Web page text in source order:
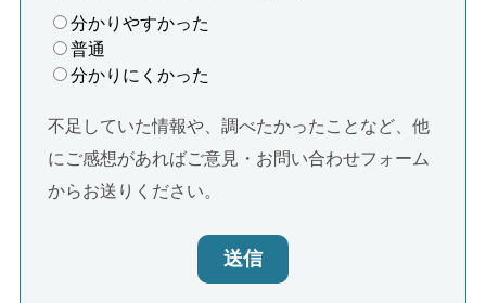
分かりやすかった
普通
分かりにくかった
不足していた情報や、調べたかったことなど、他
にご感想があればご意見・お問い合わせフォーム
からお送りください。
送信